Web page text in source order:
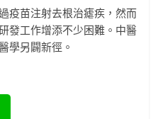
疫苗注射去根治瘧疾，然而
發工作增添不少困難。中醫
學另闢新徑。